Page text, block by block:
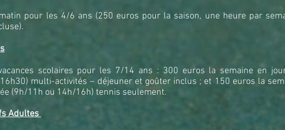
pour les 4/6 ans (250 euros pour la saison, une heure par
scolaires pour les 7/14 ans : 300 euros la semaine en
multi-activités – déjeuner et goûter inclus ; et 150 euros la
(9h/11h ou 14h/16h) tennis seulement.
Adultes